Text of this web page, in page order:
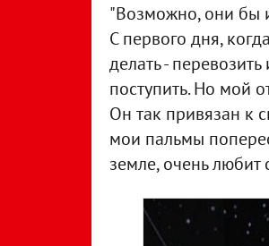
"Возможно, они бы
С первого дня,
делать -
поступить. Но мой
Он так привязан к
мои пальмы
земле, очень любит